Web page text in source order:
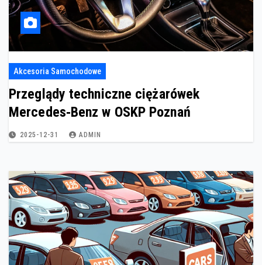
Akcesoria Samochodowe
Przeglądy techniczne ciężarówek
Mercedes‑Benz w OSKP Poznań
2025-12-31 ADMIN